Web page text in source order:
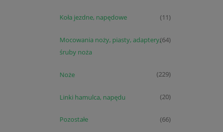
Koła jezdne, napędowe (11)
Mocowania noży, piasty, adaptery,
śruby noża
(64)
Noże (229)
Linki hamulca, napędu (20)
Pozostałe (66)